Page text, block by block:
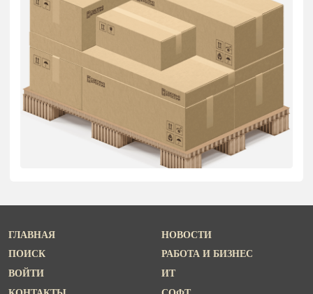
ГЛАВНАЯ
ПОИСК
ВОЙТИ
НОВОСТИ
РАБОТА И БИЗНЕС
ИТ